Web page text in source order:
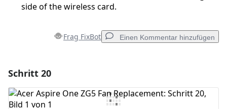
side of the wireless card.
Frag FixBot Einen Kommentar hinzufügen
Kommentar hinzufügen
Schritt 20